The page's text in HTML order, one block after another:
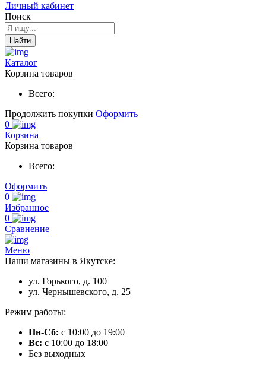
Личный кабинет
Поиск
Найти
Каталог
Корзина товаров
Всего:
Продолжить покупки Оформить
0
Корзина
Корзина товаров
Всего:
Оформить
0
Избранное
0
Сравнение
Меню
Наши магазины в Якутске:
ул. Горького, д. 100
ул. Чернышевского, д. 25
Режим работы:
Пн-Сб: с 10:00 до 19:00
Вс: с 10:00 до 18:00
Без выходных